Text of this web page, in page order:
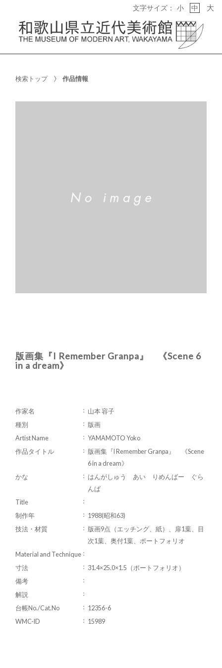
文字サイズ： 小 中 大
検索トップ 作品情報
版画集『I Remember Granpa』 《Scene 6
in a dream》
作家名
山本 容子
種別
版画
Artist Name
YAMAMOTO Yoko
作品タイトル
版画集『I Remember Granpa』 《Scene
6 in a dream》
かな
はんがしゅう あい りめんばー ぐら
んぱ
Title
制作年
1988(昭和63)
技法・材質
版画9点（エッチング、紙）、扉1葉、目
次1葉、奥付1葉、ポートフォリオ
Material and Technique
寸法
31.4×25.0×1.5（ポートフォリオ）
備考
解説
台帳No./Cat.No
12356-6
WMC-ID
15989